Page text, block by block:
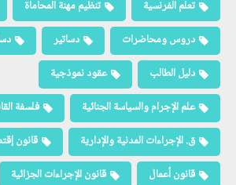
تعلم الفرنسية تنظيم مهنة المحاماة
دروس ومحاضرات
دساتير
دليل الطالب
عقود نموذجية
علم الإجرام والسياسة الجنائية
فلسفة
ق. الإجراءات المدنية والإدارية
قانون
قانون أعمال
قانون الإجراءات الجزائية